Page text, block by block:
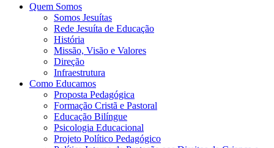
Quem Somos
Somos Jesuítas
Rede Jesuíta de Educação
História
Missão, Visão e Valores
Direção
Infraestrutura
Como Educamos
Proposta Pedagógica
Formação Cristã e Pastoral
Educação Bilíngue
Psicologia Educacional
Projeto Político Pedagógico